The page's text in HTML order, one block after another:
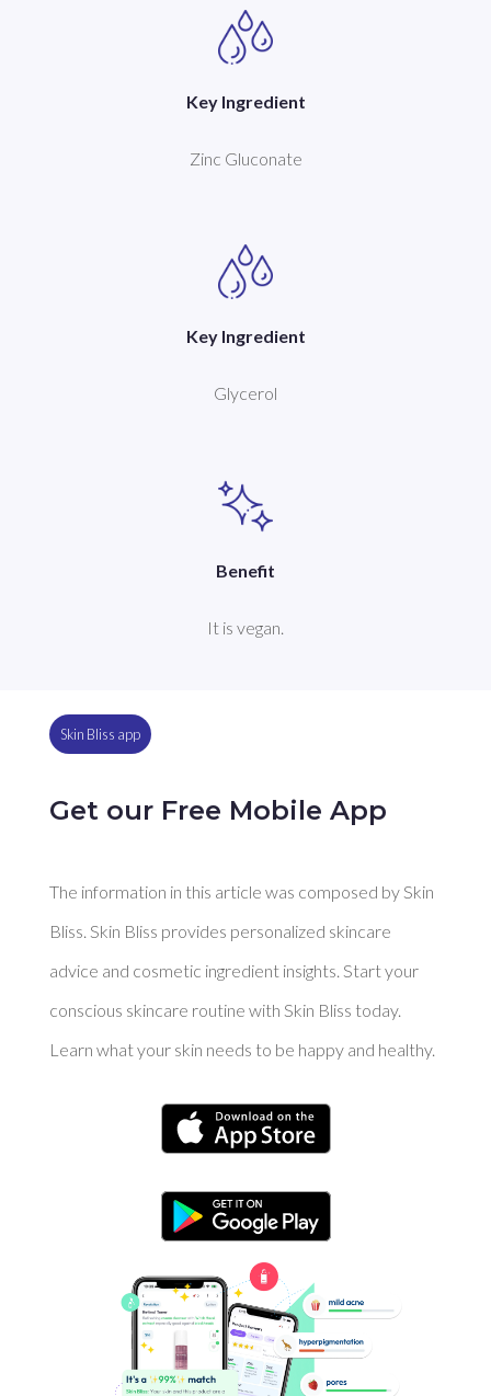
Key Ingredient
Zinc Gluconate
Key Ingredient
Glycerol
Benefit
It is vegan.
Skin Bliss app
Get our Free Mobile App
The information in this article was composed by Skin
Bliss. Skin Bliss provides personalized skincare
advice and cosmetic ingredient insights. Start your
conscious skincare routine with Skin Bliss today.
Learn what your skin needs to be happy and healthy.